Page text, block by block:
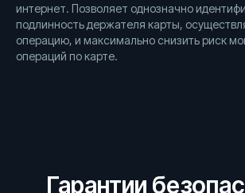
интернет. Позволяет однозначно
подлинность держателя карты,
операцию, и максимально снизить риск
операций по карте.
Гарантии